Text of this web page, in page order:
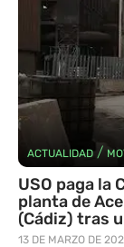
ACTUALIDAD /
USO paga la
planta de
(Cádiz) tras
13 DE MARZO DE